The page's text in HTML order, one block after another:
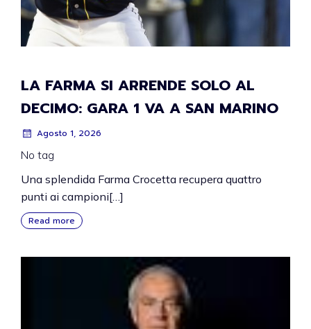
LA FARMA SI ARRENDE SOLO AL
DECIMO: GARA 1 VA A SAN MARINO
Agosto 1, 2026
No tag
Una splendida Farma Crocetta recupera quattro
punti ai campioni[…]
Read more